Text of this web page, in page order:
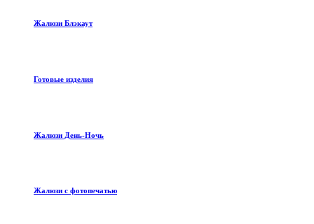
Жалюзи Блэкаут
Готовые изделия
Жалюзи День-Ночь
Жалюзи с фотопечатью